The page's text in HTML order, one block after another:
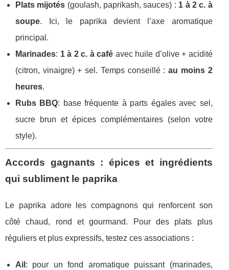
Plats mijotés (goulash, paprikash, sauces) : 1 à 2 c. à
soupe. Ici, le paprika devient l’axe aromatique
principal.
Marinades: 1 à 2 c. à café avec huile d’olive + acidité
(citron, vinaigre) + sel. Temps conseillé :au moins 2
heures.
Rubs BBQ: base fréquente à parts égales avec sel,
sucre brun et épices complémentaires (selon votre
style).
Accords gagnants : épices et ingrédients
qui subliment le paprika
Le paprika adore les compagnons qui renforcent son
côté chaud, rond et gourmand. Pour des plats plus
réguliers et plus expressifs, testez ces associations :
Ail : pour un fond aromatique puissant (marinades,